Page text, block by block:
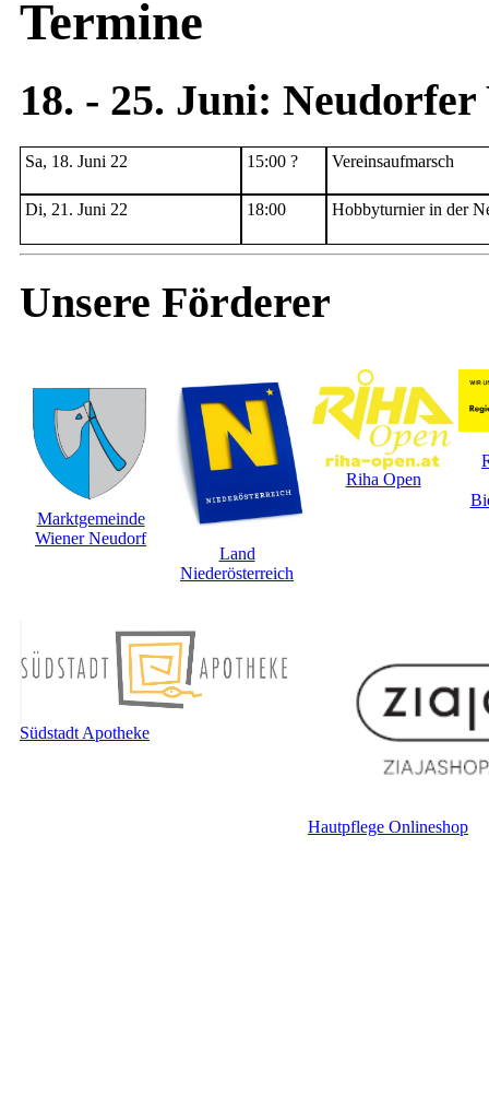
Termine
18. - 25. Juni: Neudorfer
Sa, 18. Juni 22 15:00 ? Vereinsaufmarsch
Di, 21. Juni 22 18:00 Hobbyturnier in der
Unsere Förderer
Marktgemeinde
Wiener Neudorf
Land
Niederösterreich
Riha Open
Südstadt Apotheke
Hautpflege Onlineshop